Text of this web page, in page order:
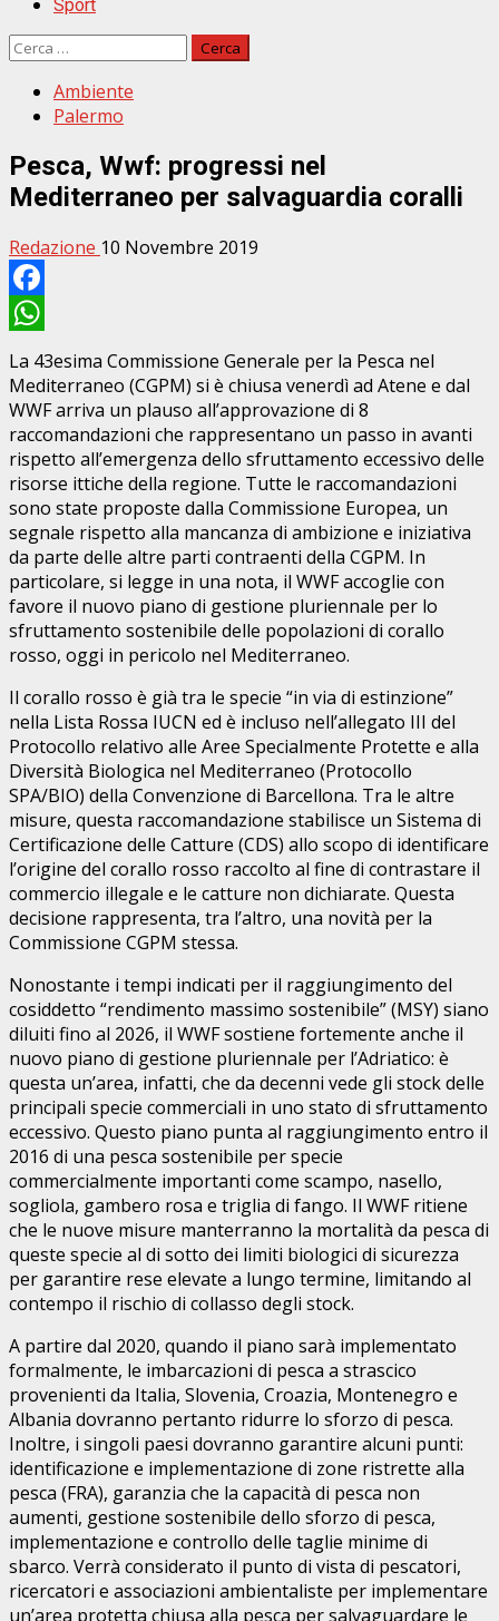
Sport
Ricerca
Ambiente
Palermo
Pesca, Wwf: progressi nel
Mediterraneo per salvaguardia coralli
Redazione 10 Novembre 2019
Facebook
WhatsApp
La 43esima Commissione Generale per la Pesca nel
Mediterraneo (CGPM) si è chiusa venerdì ad Atene e dal
WWF arriva un plauso all’approvazione di 8
raccomandazioni che rappresentano un passo in avanti
rispetto all’emergenza dello sfruttamento eccessivo delle
risorse ittiche della regione. Tutte le raccomandazioni
sono state proposte dalla Commissione Europea, un
segnale rispetto alla mancanza di ambizione e iniziativa
da parte delle altre parti contraenti della CGPM. In
particolare, si legge in una nota, il WWF accoglie con
favore il nuovo piano di gestione pluriennale per lo
sfruttamento sostenibile delle popolazioni di corallo
rosso, oggi in pericolo nel Mediterraneo.
Il corallo rosso è già tra le specie “in via di estinzione”
nella Lista Rossa IUCN ed è incluso nell’allegato III del
Protocollo relativo alle Aree Specialmente Protette e alla
Diversità Biologica nel Mediterraneo (Protocollo
SPA/BIO) della Convenzione di Barcellona. Tra le altre
misure, questa raccomandazione stabilisce un Sistema di
Certificazione delle Catture (CDS) allo scopo di identificare
l’origine del corallo rosso raccolto al fine di contrastare il
commercio illegale e le catture non dichiarate. Questa
decisione rappresenta, tra l’altro, una novità per la
Commissione CGPM stessa.
Nonostante i tempi indicati per il raggiungimento del
cosiddetto “rendimento massimo sostenibile” (MSY) siano
diluiti fino al 2026, il WWF sostiene fortemente anche il
nuovo piano di gestione pluriennale per l’Adriatico: è
questa un’area, infatti, che da decenni vede gli stock delle
principali specie commerciali in uno stato di sfruttamento
eccessivo. Questo piano punta al raggiungimento entro il
2016 di una pesca sostenibile per specie
commercialmente importanti come scampo, nasello,
sogliola, gambero rosa e triglia di fango. Il WWF ritiene
che le nuove misure manterranno la mortalità da pesca di
queste specie al di sotto dei limiti biologici di sicurezza
per garantire rese elevate a lungo termine, limitando al
contempo il rischio di collasso degli stock.
A partire dal 2020, quando il piano sarà implementato
formalmente, le imbarcazioni di pesca a strascico
provenienti da Italia, Slovenia, Croazia, Montenegro e
Albania dovranno pertanto ridurre lo sforzo di pesca.
Inoltre, i singoli paesi dovranno garantire alcuni punti:
identificazione e implementazione di zone ristrette alla
pesca (FRA), garanzia che la capacità di pesca non
aumenti, gestione sostenibile dello sforzo di pesca,
implementazione e controllo delle taglie minime di
sbarco. Verrà considerato il punto di vista di pescatori,
ricercatori e associazioni ambientaliste per implementare
un’area protetta chiusa alla pesca per salvaguardare le